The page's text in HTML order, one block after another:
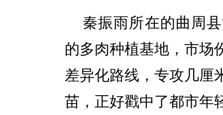
秦振雨所在的曲周
的多肉种植基地，市场
差异化路线，专攻几厘
苗，正好戳中了都市年